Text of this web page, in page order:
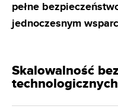
pełne
jednoczesnym
Skalowalność
technologicznych